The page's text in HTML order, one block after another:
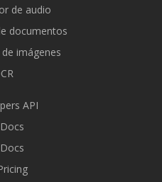
de audio
documentos
imágenes
API